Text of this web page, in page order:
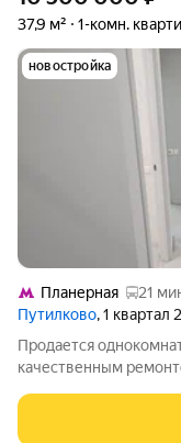
37,9 м² 1-комн.
новостройка
Планерная
21
Путилково, 1 квартал
Продается
качественным
очень светлая и
,большой